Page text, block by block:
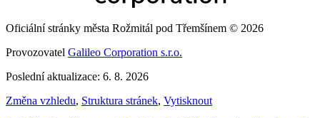
Oficiální stránky města Rožmitál pod Třemšínem © 2026
Provozovatel Galileo Corporation s.r.o.
Poslední aktualizace: 6. 8. 2026
Změna vzhledu, Struktura stránek, Vytisknout